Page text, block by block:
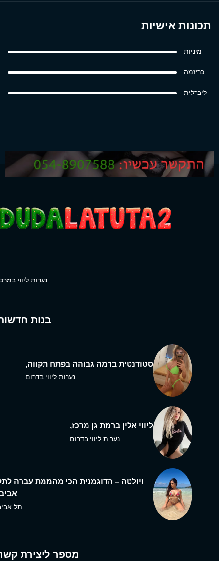
תכונות אישיות
מיניות
כריזמה
ליברלית
נערות ליווי
בנות
סטודנטית ברמה גבוהה בפתח תקווה,
נערות ליווי בדרום
ליווי אלין ברמת גן מרכז,
נערות ליווי בדרום
ויולטה – הדוגמנית הכי מהממת עברה
תל
מספר ליצירת